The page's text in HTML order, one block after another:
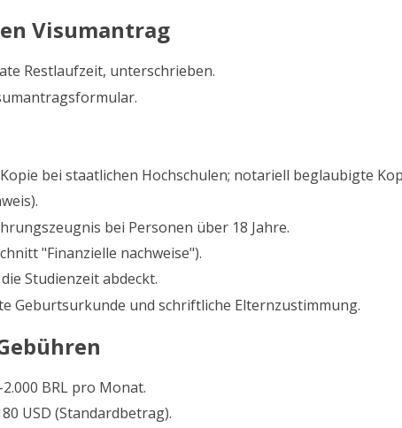
Visumantrag
Restlaufzeit, unterschrieben.
bei staatlichen Hochschulen; notariell beglaubigte
bei Personen über 18 Jahre.
"Finanzielle nachweise").
Studienzeit abdeckt.
Geburtsurkunde und schriftliche Elternzustimmung.
BRL pro Monat.
USD (Standardbetrag).